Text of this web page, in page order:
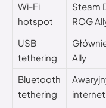
Wi-Fi
hotspot
Steam
ROG
USB
tethering
Ally
Bluetooth
tethering
internet